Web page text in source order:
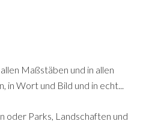
Maßstäben und in allen
in Wort und Bild und in echt...
oder Parks, Landschaften und